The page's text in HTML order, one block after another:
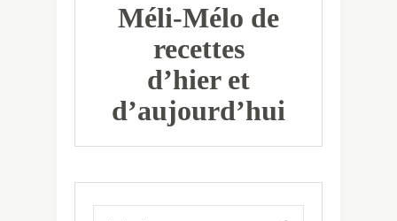
Méli-Mélo de
recettes
d’hier et
d’aujourd’hui